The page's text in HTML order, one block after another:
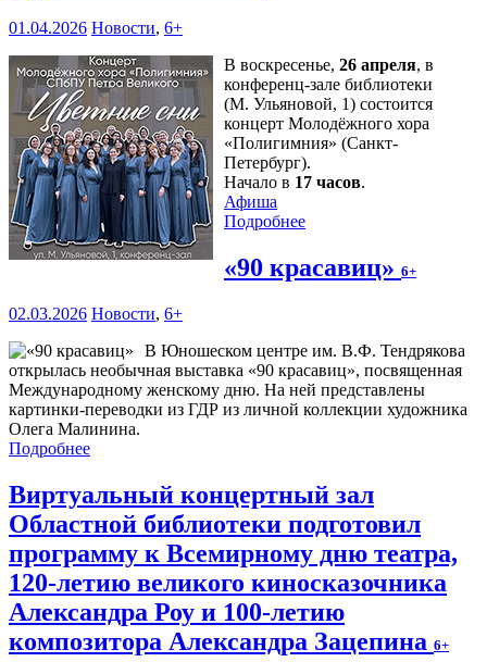
01.04.2026 Новости, 6+
В воскресенье, 26 апреля, в
конференц-зале библиотеки
(М. Ульяновой, 1) состоится
концерт Молодёжного хора
«Полигимния» (Санкт-
Петербург).
Начало в 17 часов.
Афиша
Подробнее
«90 красавиц» 6+
02.03.2026 Новости, 6+
В Юношеском центре им. В.Ф. Тендрякова
открылась необычная выставка «90 красавиц», посвященная
Международному женскому дню. На ней представлены
картинки-переводки из ГДР из личной коллекции художника
Олега Малинина.
Подробнее
Виртуальный концертный зал
Областной библиотеки подготовил
программу к Всемирному дню театра,
120-летию великого киносказочника
Александра Роу и 100-летию
композитора Александра Зацепина 6+